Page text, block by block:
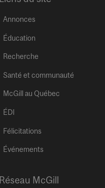
Annonces
Éducation
Recherche
Santé et communauté
McGill au Québec
ÉDI
Félicitations
Événements
Réseau McGill